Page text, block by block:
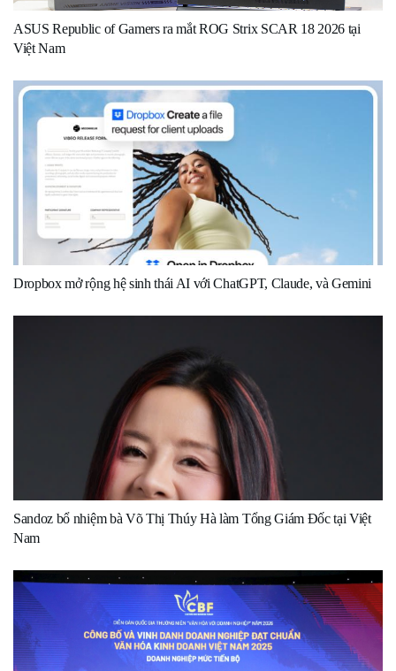
ASUS Republic of Gamers ra mắt ROG Strix SCAR 18 2026 tại
Việt Nam
Dropbox mở rộng hệ sinh thái AI với ChatGPT, Claude, và Gemini
Sandoz bổ nhiệm bà Võ Thị Thúy Hà làm Tổng Giám Đốc tại Việt
Nam